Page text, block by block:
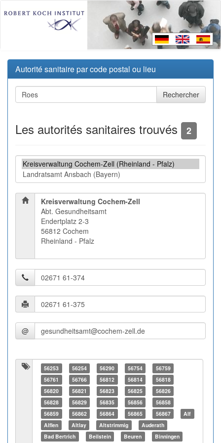
Autorité sanitaire par code postal ou lieu
Les autorités sanitaires trouvés 2
Kreisverwaltung Cochem-Zell
Abt. Gesundheitsamt
Endertplatz 2-3
56812 Cochem
Rheinland - Pfalz
@
56253 56254 56290 56754
56759
56761
56766 56812 56814
56818
56820
56821 56823 56825
56826
56828
56829 56835 56856
56858
56859
56862 56864 56865 56867
Alf
Alflen
Altlay Altstrimmig
Auderath
Bad Bertrich
Beilstein Beuren Binningen